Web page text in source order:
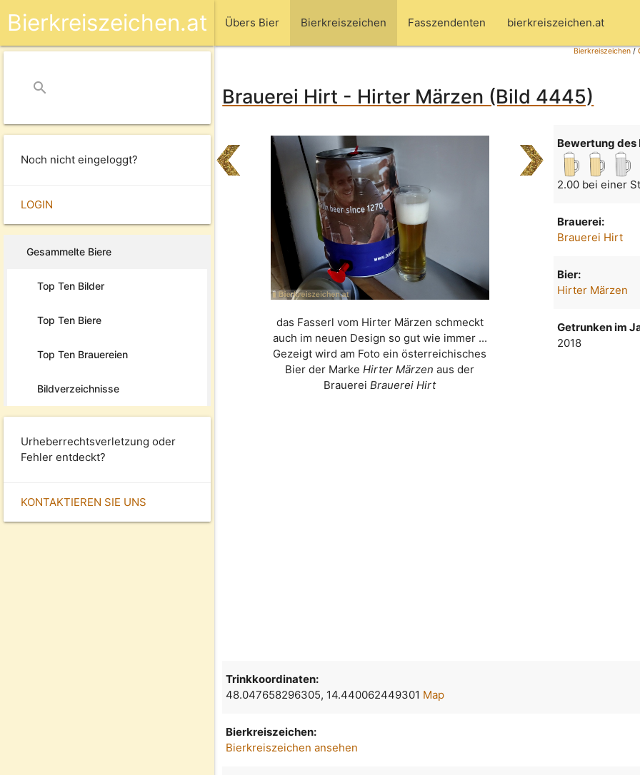
Übers Bier Bierkreiszeichen Fasszendenten bierkreiszeichen.at
Bierkreiszeichen.at
search
Noch nicht eingeloggt?
LOGIN
Gesammelte Biere
Top Ten Bilder
Top Ten Biere
Top Ten Brauereien
Bildverzeichnisse
Urheberrechtsverletzung oder
Fehler entdeckt?
KONTAKTIEREN SIE UNS
Bierkreiszeichen/
Brauerei Hirt - Hirter Märzen (Bild 4445)
das Fasserl vom Hirter Märzen schmeckt
auch im neuen Design so gut wie immer ...
Gezeigt wird am Foto ein österreichisches
Bier der MarkeHirter Märzen aus der
BrauereiBrauerei Hirt
Bewertung des
2.00 bei einer
Brauerei:
Brauerei Hirt
Bier:
Hirter Märzen
Getrunken im
2018
Trinkkoordinaten:
48.047658296305, 14.440062449301 Map
Bierkreiszeichen:
Bierkreiszeichen ansehen